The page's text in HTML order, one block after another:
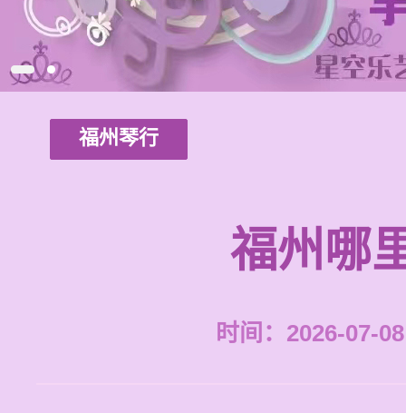
福州琴行
福州哪
时间：2026-07-